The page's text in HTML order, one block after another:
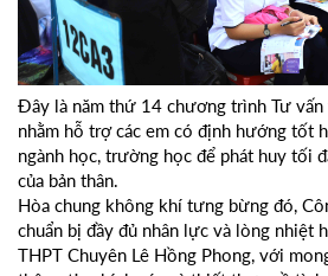
Đây là năm thứ 14 chương trình Tư vấn
nhằm hỗ trợ các em có định hướng tốt
ngành học, trường học để phát huy tối
của bản thân.
Hòa chung không khí tưng bừng đó,
chuẩn bị đầy đủ nhân lực và lòng nhiệt
THPT Chuyên Lê Hồng Phong, với